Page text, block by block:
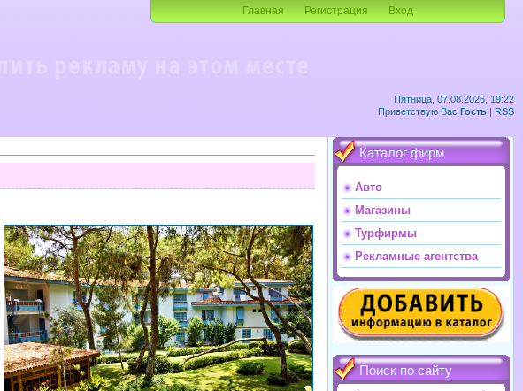
Пятница, 07.08.2026, 19:22
Приветствую Вас Гость | RSS
Главная Регистрация Вход
Каталог фирм
Авто
Магазины
Турфирмы
Рекламные агентства
Поиск по сайту